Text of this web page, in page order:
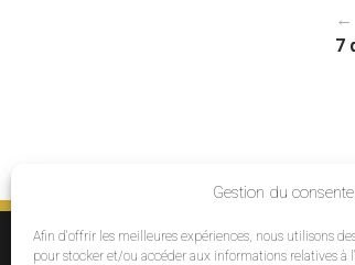
Gestion du
Afin d'offrir les meilleures expériences, nous utilisons
pour stocker et/ou accéder aux informations relatives à
←
7